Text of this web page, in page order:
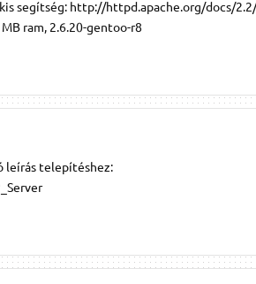
segítség: http://httpd.apache.org/docs/2.2/
MB ram, 2.6.20-gentoo-r8
leírás telepítéshez: